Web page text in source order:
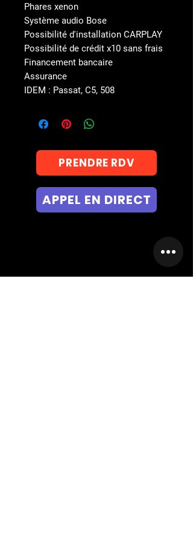
Phares xenon
Système audio Bose
Possibilité d'installation CARPLAY
Possibilité de crédit x10 sans frais
Financement bancaire
Assurance
IDEM : Passat, C5, 508
PRENDRE RDV
APPEL EN DIRECT